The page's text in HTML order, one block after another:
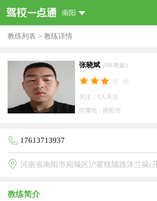
南阳
教练列表 > 教练详情
张晓斌 (0年教龄)
关注：0人关注
IP属地：南阳市
17613713937
河南省南阳市宛城区沪霍线辅路沐兰哚(
教练简介